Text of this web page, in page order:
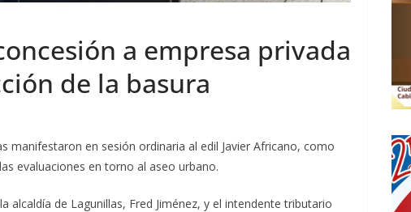
a empresa privada
de la basura
manifestaron en sesión ordinaria al edil Javier Africano, como
evaluaciones en torno al aseo urbano.
alcaldía de Lagunillas, Fred Jiménez, y el intendente tributario